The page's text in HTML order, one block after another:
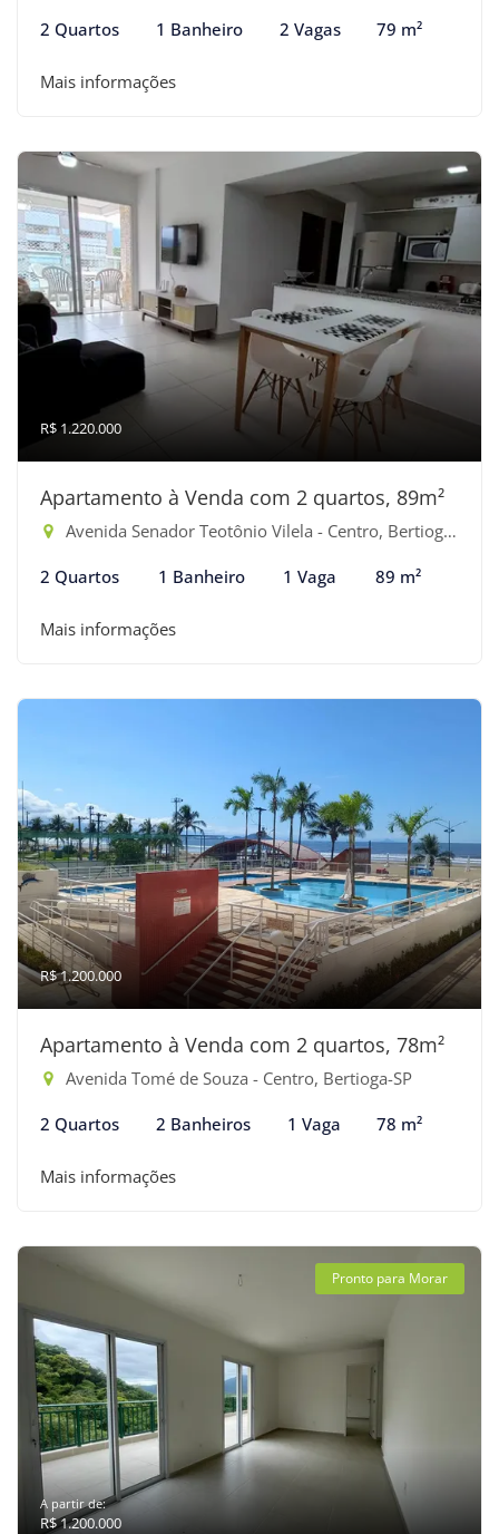
2 Quartos 1 Banheiro 2 Vagas 79 m²
Mais informações
R$ 1.220.000
Apartamento à Venda com 2 quartos, 89m²
Avenida Senador Teotônio Vilela - Centro, Bertioga-SP
2 Quartos 1 Banheiro 1 Vaga 89 m²
Mais informações
R$ 1.200.000
Apartamento à Venda com 2 quartos, 78m²
Avenida Tomé de Souza - Centro, Bertioga-SP
2 Quartos 2 Banheiros 1 Vaga 78 m²
Mais informações
Pronto para Morar
A partir de:
R$ 1.200.000